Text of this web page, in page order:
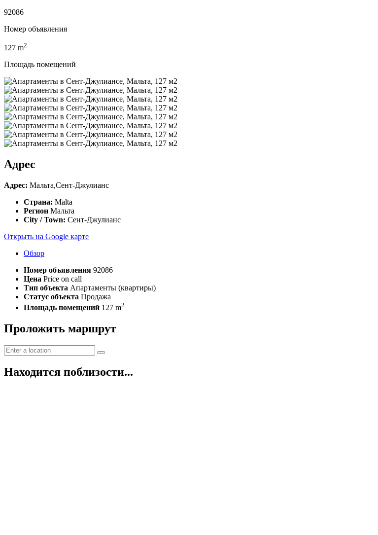
92086
Номер объявления
127 m2
Площадь помещений
Адрес
Адрес: Мальта,Сент-Джулианс
Страна: Malta
Регион Мальта
City / Town: Сент-Джулианс
Открыть на Google карте
Обзор
Номер объявления 92086
Цена Price on call
Тип объекта Апартаменты (квартиры)
Статус объекта Продажа
Площадь помещений 127 m2
Проложить маршрут
Находится поблизости...